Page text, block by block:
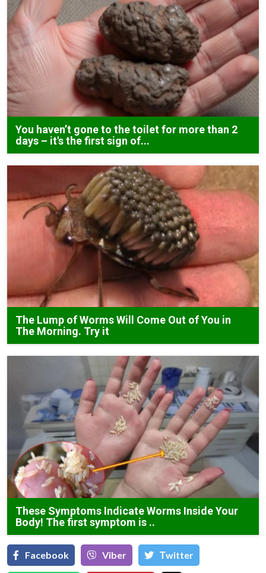
You haven’t gone to the toilet for more than 2
days – it's the first sign of...
The Lump of Worms Will Come Out of You in
The Morning. Try it
These Symptoms Indicate Worms Inside Your
Body! The first symptom is ..
Facebook Viber Тwitter